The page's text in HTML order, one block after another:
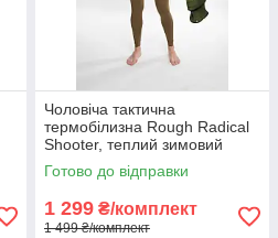
Чоловіча тактична
термобілизна Rough Radical
Shooter, теплий зимовий
комплект для полювання,
для військових
Готово до відправки
1 299 ₴/комплект
1 499 ₴/комплект